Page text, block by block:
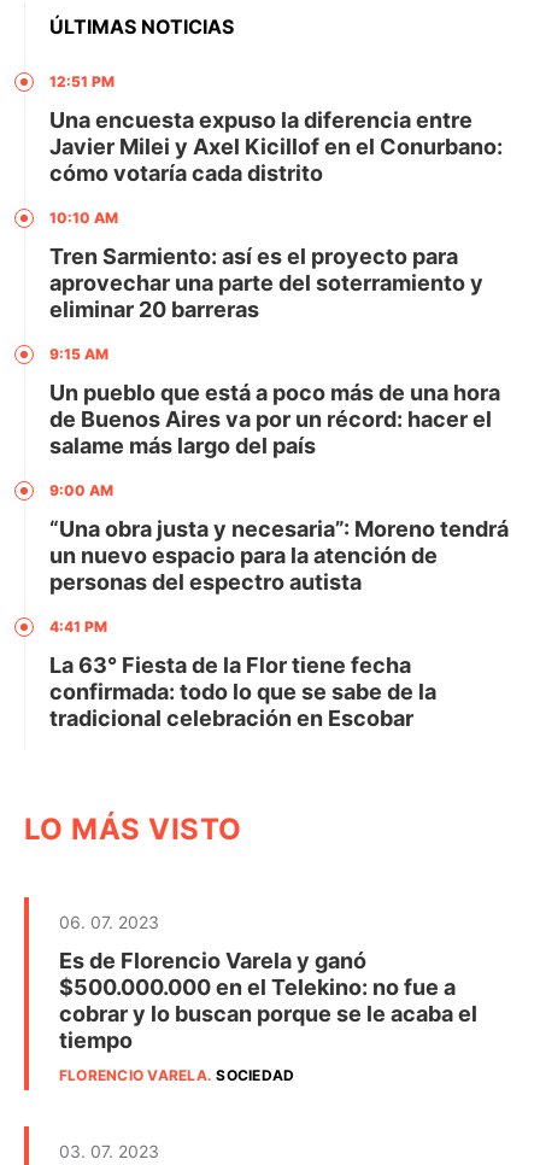
ÚLTIMAS NOTICIAS
12:51 PM
Una encuesta expuso la diferencia entre
Javier Milei y Axel Kicillof en el Conurbano:
cómo votaría cada distrito
10:10 AM
Tren Sarmiento: así es el proyecto para
aprovechar una parte del soterramiento y
eliminar 20 barreras
9:15 AM
Un pueblo que está a poco más de una hora
de Buenos Aires va por un récord: hacer el
salame más largo del país
9:00 AM
“Una obra justa y necesaria”: Moreno tendrá
un nuevo espacio para la atención de
personas del espectro autista
4:41 PM
La 63° Fiesta de la Flor tiene fecha
confirmada: todo lo que se sabe de la
tradicional celebración en Escobar
LO MÁS VISTO
06. 07. 2023
Es de Florencio Varela y ganó
$500.000.000 en el Telekino: no fue a
cobrar y lo buscan porque se le acaba el
tiempo
FLORENCIO VARELA.SOCIEDAD
03. 07. 2023